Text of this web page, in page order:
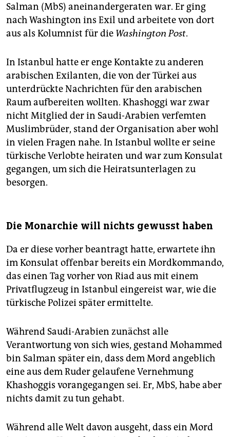
Salman (MbS) aneinandergeraten war. Er ging
nach Washington ins Exil und arbeitete von dort
aus als Kolumnist für die Washington Post.
In Istanbul hatte er enge Kontakte zu anderen
arabischen Exilanten, die von der Türkei aus
unterdrückte Nachrichten für den arabischen
Raum aufbereiten wollten. Khashoggi war zwar
nicht Mitglied der in Saudi-Arabien verfemten
Muslimbrüder, stand der Organisation aber wohl
in vielen Fragen nahe. In Istanbul wollte er seine
türkische Verlobte heiraten und war zum Konsulat
gegangen, um sich die Heiratsunterlagen zu
besorgen.
Die Monarchie will nichts gewusst haben
Da er diese vorher beantragt hatte, erwartete ihn
im Konsulat offenbar bereits ein Mordkommando,
das einen Tag vorher von Riad aus mit einem
Privatflugzeug in Istanbul eingereist war, wie die
türkische Polizei später ermittelte.
Während Saudi-Arabien zunächst alle
Verantwortung von sich wies, gestand Mohammed
bin Salman später ein, dass dem Mord angeblich
eine aus dem Ruder gelaufene Vernehmung
Khashoggis vorangegangen sei. Er, MbS, habe aber
nichts damit zu tun gehabt.
Während alle Welt davon ausgeht, dass ein Mord